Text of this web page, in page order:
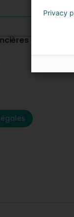
Privacy